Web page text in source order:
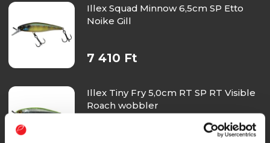
Illex Squad Minnow 6,5cm SP Etto
Noike Gill
7 410 Ft
Illex Tiny Fry 5,0cm RT SP RT Visible
Roach wobbler